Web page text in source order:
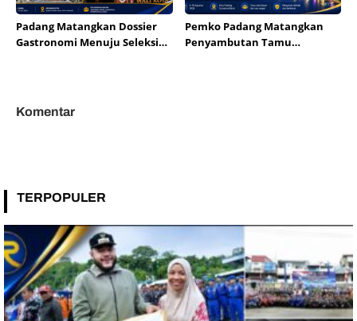
Padang Matangkan Dossier
Gastronomi Menuju Seleksi
Pemko Padang Matangkan
Penyambutan Tamu
Komentar
TERPOPULER